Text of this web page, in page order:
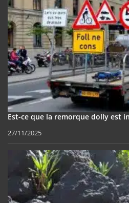
Est-ce que la remorque dolly est
27/11/2025